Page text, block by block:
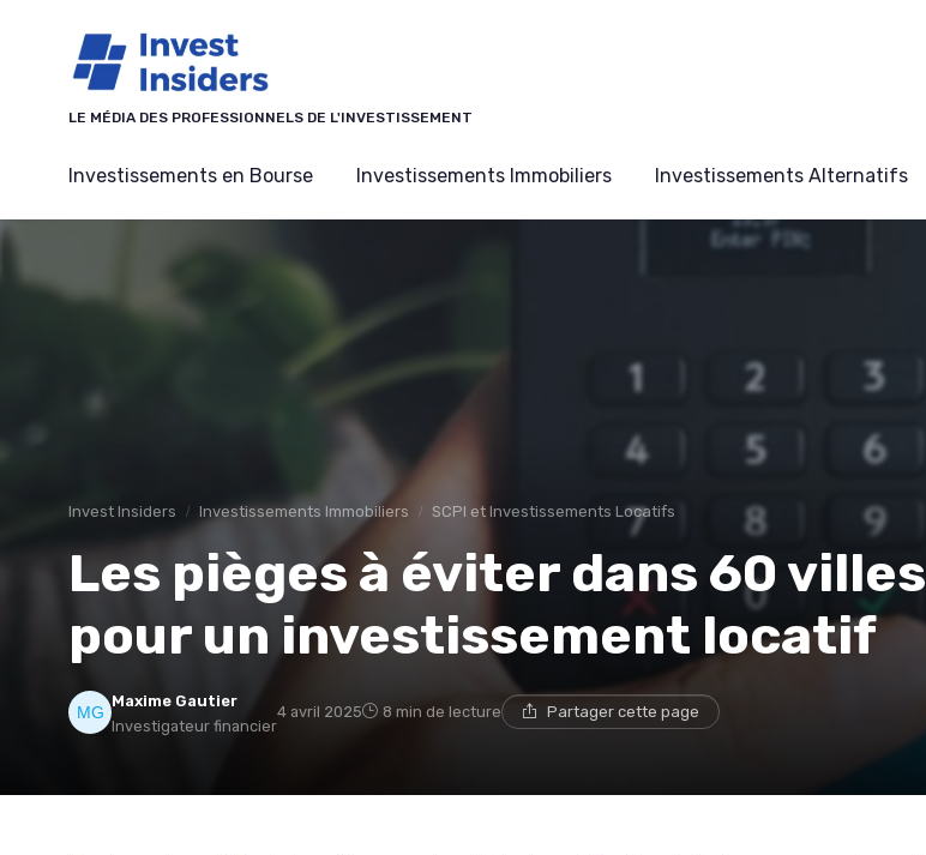
LE MÉDIA DES PROFESSIONNELS DE L'INVESTISSEMENT
Investissements en Bourse Investissements Immobiliers Investissements Alternatifs
Invest Insiders Investissements Immobiliers SCPI et Investissements Locatifs
Les pièges à éviter dans 60 villes
pour un investissement locatif
Maxime Gautier
Investigateur financier
4 avril 2025 8 min de lecture Partager cette page